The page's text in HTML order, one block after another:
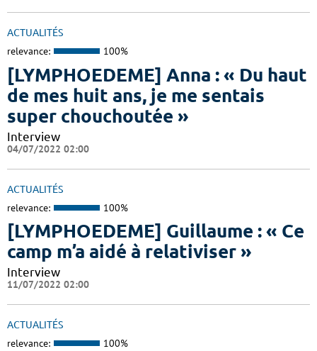
ACTUALITÉS
relevance: 100%
[LYMPHOEDEME] Anna : « Du haut
de mes huit ans, je me sentais
super chouchoutée »
Interview
04/07/2022 02:00
ACTUALITÉS
relevance: 100%
[LYMPHOEDEME] Guillaume : « Ce
camp m’a aidé à relativiser »
Interview
11/07/2022 02:00
ACTUALITÉS
relevance: 100%